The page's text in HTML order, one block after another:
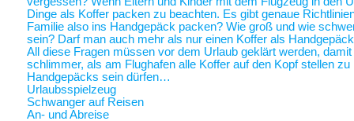
Dinge als Koffer packen zu beachten. Es gibt genaue
Familie also ins Handgepäck packen? Wie groß und wie
sein? Darf man auch mehr als nur einen Koffer als
All diese Fragen müssen vor dem Urlaub geklärt werden,
schlimmer, als am Flughafen alle Koffer auf den Kopf stellen
Handgepäcks sein dürfen…
Urlaubsspielzeug
Schwanger auf Reisen
An- und Abreise